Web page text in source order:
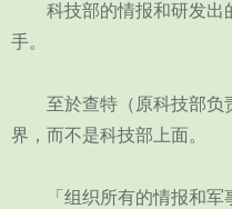
科技部的情报和研发出
手。
至於查特（原科技部负
界，而不是科技部上面。
「组织所有的情报和军